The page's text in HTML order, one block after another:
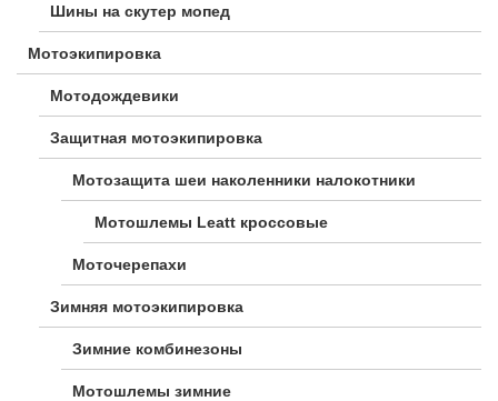
Шины на скутер мопед
Мотоэкипировка
Мотодождевики
Защитная мотоэкипировка
Мотозащита шеи наколенники налокотники
Мотошлемы Leatt кроссовые
Моточерепахи
Зимняя мотоэкипировка
Зимние комбинезоны
Мотошлемы зимние